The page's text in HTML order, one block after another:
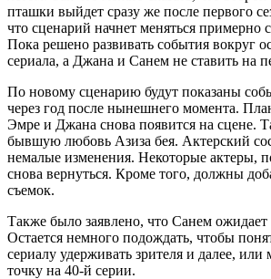
пташки выйдет сразу же после первого
что сценарий начнет меняться примерно
Пока решено развивать события вокруг
сериала, а Джана и Санем не ставить на
По новому сценарию будут показаны
через год после нынешнего момента.
Эмре и Джана снова появится на сцене.
бывшую любовь Азиза бея. Актерский
немалые изменения. Некоторые актеры,
снова вернуться. Кроме того, должны
съемок.
Также было заявлено, что Санем
Остается немного подождать, чтобы
сериалу удерживать зрителя и далее,
точку на 40-й серии.